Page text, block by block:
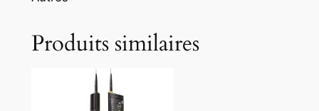
Produits similaires